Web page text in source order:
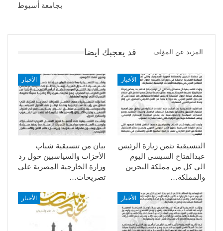
بجامعة أسيوط
قد يعجبك ايضا المزيد عن المؤلف
الأخبار
بيان من تنسيقية شباب
الأحزاب والسياسيين حول رد
وزارة الخارجية المصرية على
تصريحات…
الأخبار
التنسيقية تثمن زيارة الرئيس
عبدالفتاح السيسى اليوم
الي كل من مملكة البحرين
والمملكة…
الأخبار الأخبار